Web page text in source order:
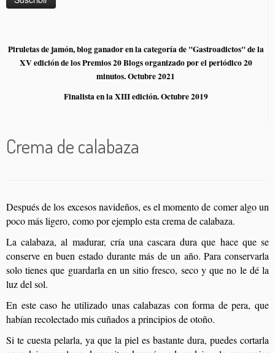
Piruletas de jamón, blog ganador en la categoría de "Gastroadictos" de la
XV edición de los Premios 20 Blogs organizado por el periódico 20
minutos. Octubre 2021
Finalista en la XIII edición. Octubre 2019
Crema de calabaza
Después de los excesos navideños, es el momento de comer algo un
poco más ligero, como por ejemplo esta crema de calabaza.
La calabaza, al madurar, cría una cascara dura que hace que se
conserve en buen estado durante más de un año. Para conservarla
solo tienes que guardarla en un sitio fresco, seco y que no le dé la
luz del sol.
En este caso he utilizado unas calabazas con forma de pera, que
habían recolectado mis cuñados a principios de otoño.
Si te cuesta pelarla, ya que la piel es bastante dura, puedes cortarla